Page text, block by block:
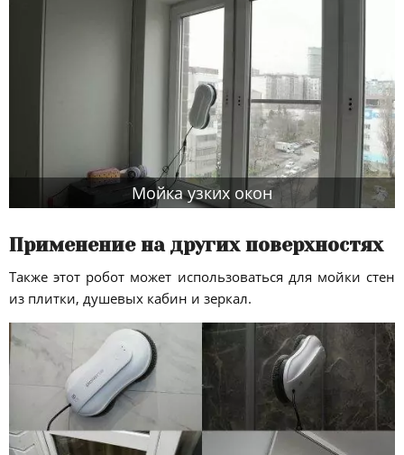
Мойка узких окон
Применение на других поверхностях
Также этот робот может использоваться для мойки стен
из плитки, душевых кабин и зеркал.